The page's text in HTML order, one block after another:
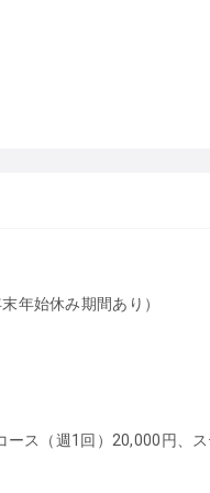
年始休み期間あり）
ス（週1回）20,000円、